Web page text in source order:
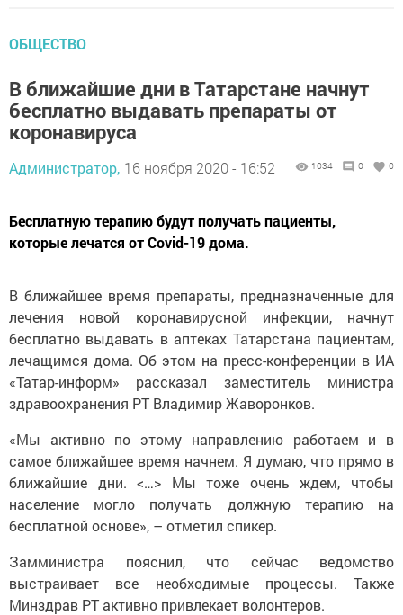
ОБЩЕСТВО
В ближайшие дни в Татарстане начнут
бесплатно выдавать препараты от
коронавируса
Администратор, 16 ноября 2020 - 16:52 1034 0 0
Бесплатную терапию будут получать пациенты,
которые лечатся от Covid-19 дома.
В ближайшее время препараты, предназначенные для
лечения новой коронавирусной инфекции, начнут
бесплатно выдавать в аптеках Татарстана пациентам,
лечащимся дома. Об этом на пресс-конференции в ИА
«Татар-информ» рассказал заместитель министра
здравоохранения РТ Владимир Жаворонков.
«Мы активно по этому направлению работаем и в
самое ближайшее время начнем. Я думаю, что прямо в
ближайшие дни. <…> Мы тоже очень ждем, чтобы
население могло получать должную терапию на
бесплатной основе», – отметил спикер.
Замминистра пояснил, что сейчас ведомство
выстраивает все необходимые процессы. Также
Минздрав РТ активно привлекает волонтеров.